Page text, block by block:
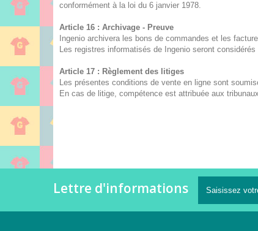
conformément à la loi du 6 janvier 1978.
Article 16 : Archivage - Preuve
Ingenio archivera les bons de commandes et les
Les registres informatisés de Ingenio seront
Article 17 : Règlement des litiges
Les présentes conditions de vente en ligne sont
En cas de litige, compétence est attribuée aux
Lettre d'informations